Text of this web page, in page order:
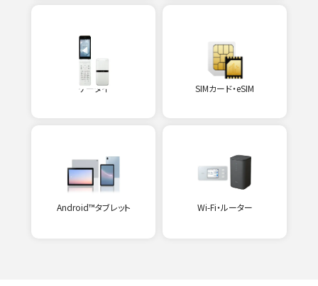
ケータイ SIMカード・eSIM
Android™タブレット Wi-Fi・ルーター